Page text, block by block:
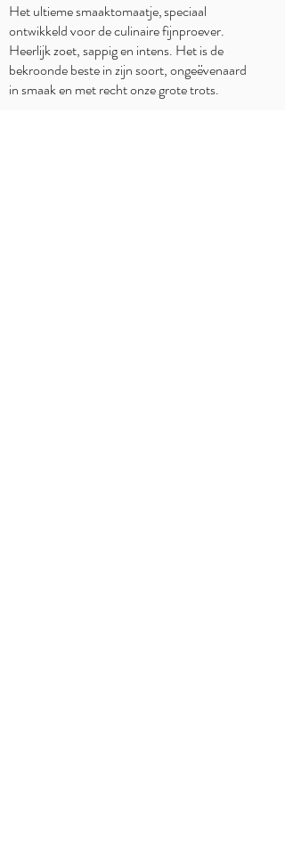
Het ultieme smaaktomaatje, speciaal
ontwikkeld voor de culinaire fijnproever.
Heerlijk zoet, sappig en intens. Het is de
bekroonde beste in zijn soort, ongeëvenaard
in smaak en met recht onze grote trots.